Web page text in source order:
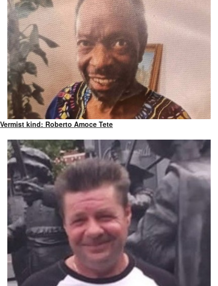
Vermist kind: Roberto Amoce Tete